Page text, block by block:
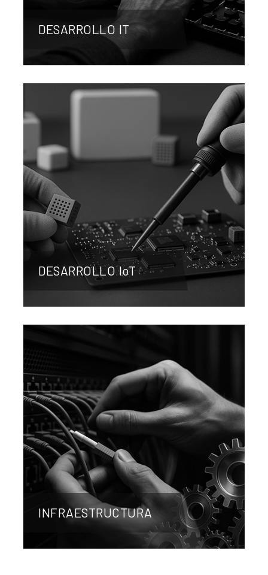
DESARROLLO IT
DESARROLLO IoT
INFRAESTRUCTURA